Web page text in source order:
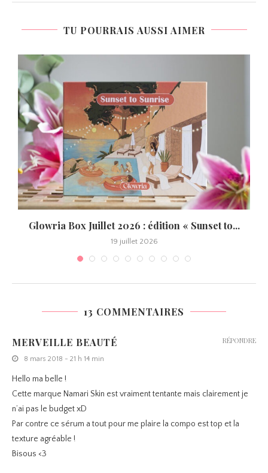
TU POURRAIS AUSSI AIMER
Glowria Box Juillet 2026 : édition « Sunset to...
19 juillet 2026
13 COMMENTAIRES
MERVEILLE BEAUTÉ
8 mars 2018 - 21 h 14 min
Hello ma belle !
Cette marque Namari Skin est vraiment tentante mais clairement je
n’ai pas le budget xD
Par contre ce sérum a tout pour me plaire la compo est top et la
texture agréable !
Bisous <3
RÉPONDRE